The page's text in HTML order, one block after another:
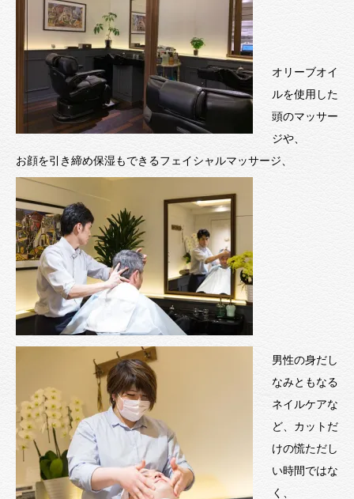
オリーブオイ
ルを使用した
頭のマッサー
ジや、
お顔を引き締め保湿もできるフェイシャルマッサージ、
男性の身だし
なみともなる
ネイルケアな
ど、カットだ
けの慌ただし
い時間ではな
く、